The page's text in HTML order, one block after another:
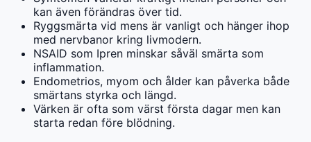
kan även förändras över tid.
Ryggsmärta vid mens är vanligt och hänger ihop
med nervbanor kring livmodern.
NSAID som Ipren minskar såväl smärta som
inflammation.
Endometrios, myom och ålder kan påverka både
smärtans styrka och längd.
Värken är ofta som värst första dagar men kan
starta redan före blödning.